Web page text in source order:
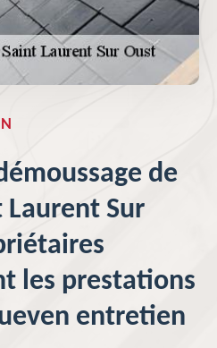
de
Sur
les prestations
entretien